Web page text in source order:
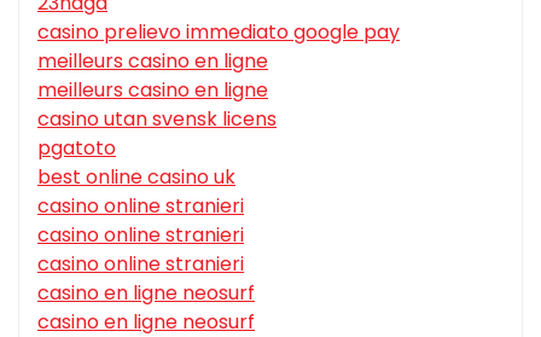
casino prelievo immediato google pay
meilleurs casino en ligne
meilleurs casino en ligne
casino utan svensk licens
pgatoto
best online casino uk
casino online stranieri
casino online stranieri
casino online stranieri
casino en ligne neosurf
casino en ligne neosurf